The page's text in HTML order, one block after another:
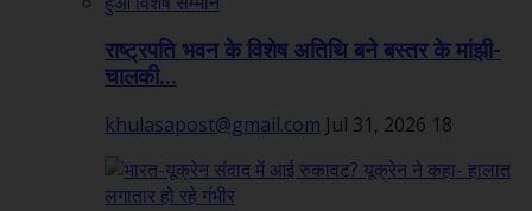
राष्ट्रपति भवन के विशेष अतिथि बने बस्तर के मांझी-
चालकी...
khulasapost@gmail.com Jul 31, 2026 18